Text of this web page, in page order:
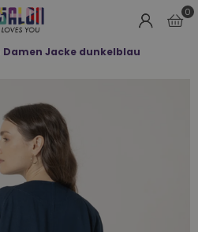
LOVES
0
Damen Jacke dunkelblau